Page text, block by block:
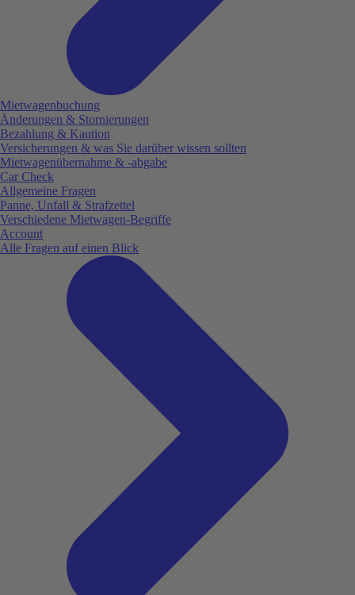
Mietwagenbuchung
Änderungen & Stornierungen
Bezahlung & Kaution
Versicherungen & was Sie darüber wissen sollten
Mietwagenübernahme & -abgabe
Car Check
Allgemeine Fragen
Panne, Unfall & Strafzettel
Verschiedene Mietwagen-Begriffe
Account
Alle Fragen auf einen Blick